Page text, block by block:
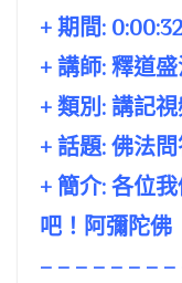
+ 期間:
+ 講師: 釋道
+ 類別: 講記
+ 話題: 佛法問
+ 簡介: 各位
吧！阿彌陀佛
– – – – – – –